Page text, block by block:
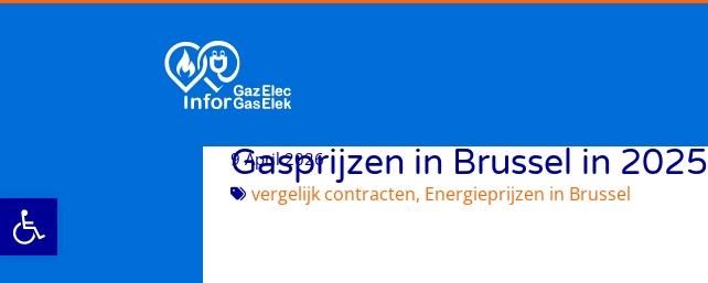
Werkbalk openen
9 April 2026
Gasprijzen in Brussel in 2025
vergelijk contracten, Energieprijzen in Brussel